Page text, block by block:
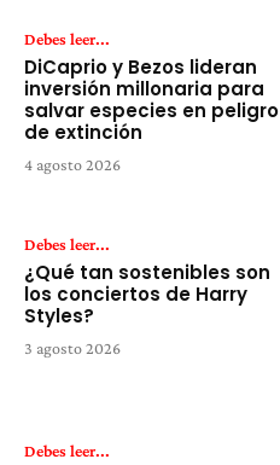
Debes leer...
DiCaprio y Bezos lideran
inversión millonaria para
salvar especies en peligro
de extinción
4 agosto 2026
Debes leer...
¿Qué tan sostenibles son
los conciertos de Harry
Styles?
3 agosto 2026
Debes leer...